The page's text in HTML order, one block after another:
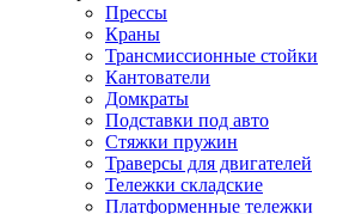
Прессы
Краны
Трансмиссионные стойки
Кантователи
Домкраты
Подставки под авто
Стяжки пружин
Траверсы для двигателей
Тележки складские
Платформенные тележки